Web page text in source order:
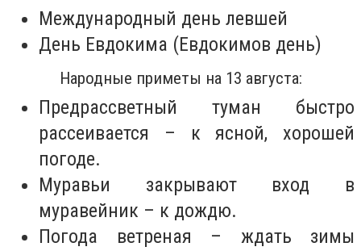
Международный день левшей
День Евдокима (Евдокимов день)
Народные приметы на 13 августа:
Предрассветный туман быстро
рассеивается – к ясной, хорошей
погоде.
Муравьи закрывают вход в
муравейник – к дождю.
Погода ветреная – ждать зимы